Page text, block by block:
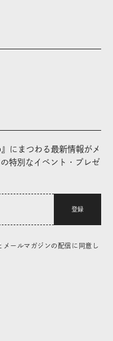
にまつわる最新情報がメ
特別なイベント・プレゼ
登録
ールマガジンの配信に同意し